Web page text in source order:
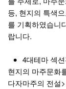
등, 현지의 특색
를 기획하였습니
랍니다.
4대테마 섹
현지의 마주문화
다자마주의 전설>